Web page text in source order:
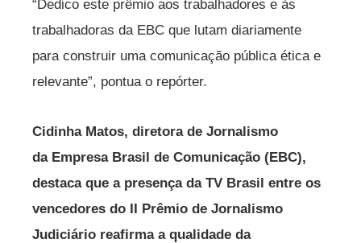
“Dedico este prêmio aos trabalhadores e às
trabalhadoras da EBC que lutam diariamente
para construir uma comunicação pública ética e
relevante”, pontua o repórter.
Cidinha Matos, diretora de Jornalismo
da Empresa Brasil de Comunicação (EBC),
destaca que a presença da TV Brasil entre os
vencedores do II Prêmio de Jornalismo
Judiciário reafirma a qualidade da